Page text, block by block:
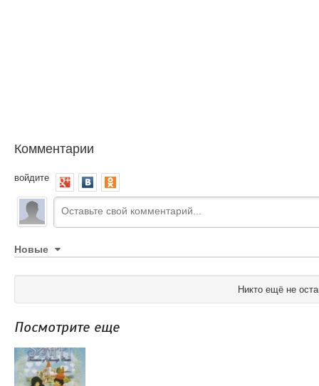
Комментарии
войдите
Новые
Никто ещё не
Посмотрите еще